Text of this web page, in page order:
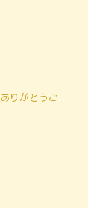
【若松】季節のお料理お食事会ご参加ありがとうございます